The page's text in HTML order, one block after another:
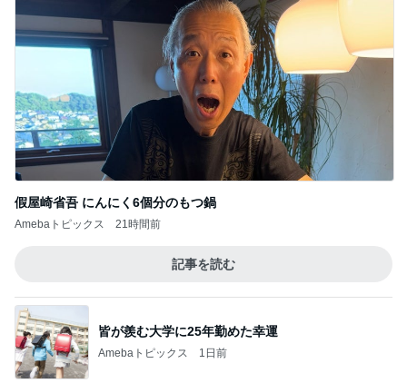
假屋崎省吾 にんにく6個分のもつ鍋
Amebaトピックス 21時間前
記事を読む
皆が羨む大学に25年勤めた幸運
Amebaトピックス 1日前